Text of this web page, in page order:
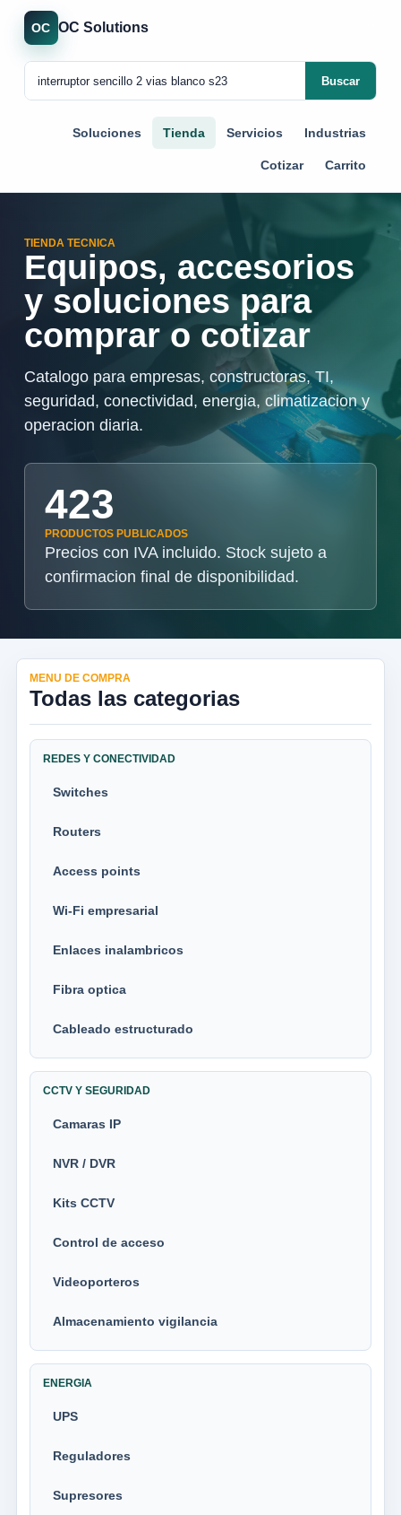
OC OC Solutions
Buscar
Soluciones Tienda Servicios Industrias
Cotizar Carrito
TIENDA TECNICA
Equipos, accesorios
y soluciones para
comprar o cotizar
Catalogo para empresas, constructoras, TI,
seguridad, conectividad, energia, climatizacion y
operacion diaria.
423
PRODUCTOS PUBLICADOS
Precios con IVA incluido. Stock sujeto a
confirmacion final de disponibilidad.
MENU DE COMPRA
Todas las categorias
REDES Y CONECTIVIDAD
Switches
Routers
Access points
Wi-Fi empresarial
Enlaces inalambricos
Fibra optica
Cableado estructurado
CCTV Y SEGURIDAD
Camaras IP
NVR / DVR
Kits CCTV
Control de acceso
Videoporteros
Almacenamiento vigilancia
ENERGIA
UPS
Reguladores
Supresores